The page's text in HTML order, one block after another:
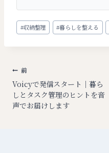
投
稿
#収納整理 #暮らしを整える
投
稿
ナ
ビ
前
Voicyで発信スタート｜暮ら
しとタスク管理のヒントを音
声でお届けします